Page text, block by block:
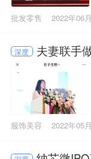
批发零售 2022年06
深度 夫妻联手
服饰美容 2022年05